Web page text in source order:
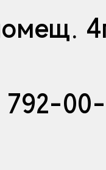
792-